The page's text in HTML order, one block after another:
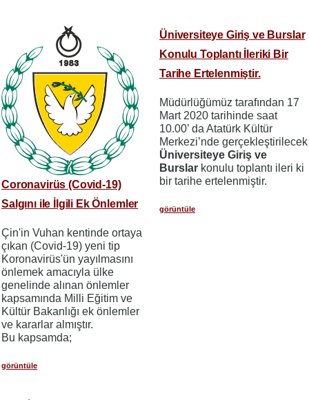
Coronavirüs (Covid-19)
Salgını ile İlgili Ek Önlemler
Çin'in Vuhan kentinde ortaya
çıkan (Covid-19) yeni tip
Koronavirüs'ün yayılmasını
önlemek amacıyla ülke
genelinde alınan önlemler
kapsamında Milli Eğitim ve
Kültür Bakanlığı ek önlemler
ve kararlar almıştır.
Bu kapsamda;
görüntüle
Üniversiteye Giriş ve Burslar
Konulu Toplantı İleriki Bir
Tarihe Ertelenmiştir.
Müdürlüğümüz tarafından 17
Mart 2020 tarihinde saat
10.00’ da Atatürk Kültür
Merkezi’nde gerçekleştirilecek
Üniversiteye Giriş ve
Burslar konulu toplantı ileri ki
bir tarihe ertelenmiştir.
görüntüle